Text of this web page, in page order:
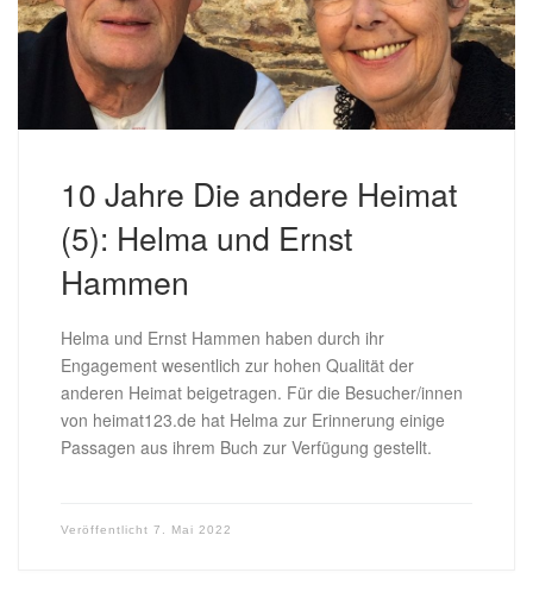
10 Jahre Die andere Heimat
(5): Helma und Ernst
Hammen
Helma und Ernst Hammen haben durch ihr
Engagement wesentlich zur hohen Qualität der
anderen Heimat beigetragen. Für die Besucher/innen
von heimat123.de hat Helma zur Erinnerung einige
Passagen aus ihrem Buch zur Verfügung gestellt.
Veröffentlicht 7. Mai 2022